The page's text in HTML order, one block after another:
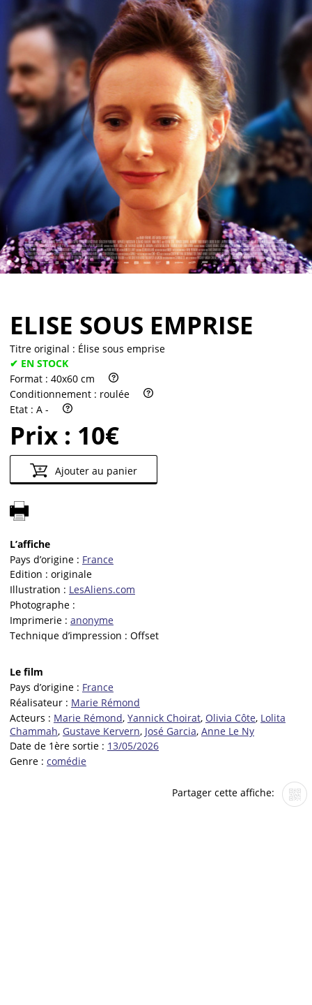
Vendre
ELISE SOUS EMPRISE
Titre original : Élise sous emprise
✔ EN STOCK
Format : 40x60 cm
Conditionnement : roulée
Etat : A -
Prix : 10€
Ajouter au panier
L’affiche
Pays d’origine : France
Edition : originale
Illustration : LesAliens.com
Photographe :
Imprimerie : anonyme
Technique d’impression : Offset
Le film
Pays d’origine : France
Réalisateur : Marie Rémond
Acteurs : Marie Rémond, Yannick Choirat, Olivia Côte, Lolita
Chammah, Gustave Kervern, José Garcia, Anne Le Ny
Date de 1ère sortie : 13/05/2026
Genre : comédie
Partager cette affiche: